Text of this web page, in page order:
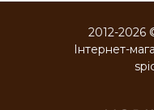
2012-2026
Інтернет-